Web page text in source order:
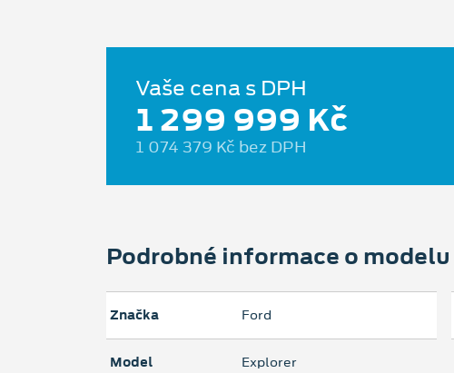
Vaše cena s DPH
1 299 999 Kč
1 074 379 Kč bez DPH
Podrobné informace o modelu
Značka Ford
Model Explorer